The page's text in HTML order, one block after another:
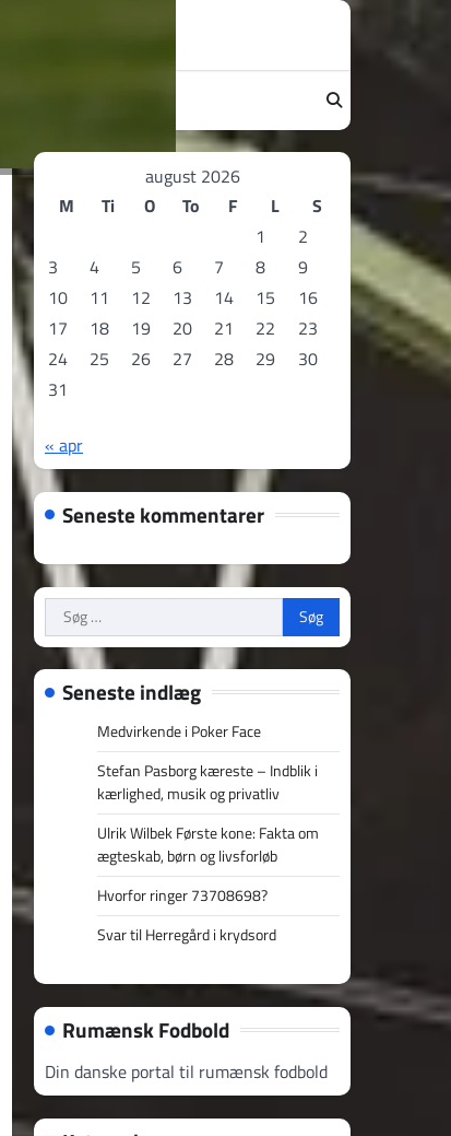
august 2026
M
Ti O To F L
S
1
2
3
4 5 6 7 8
9
10
11 12 13 14 15
16
17
18 19 20 21 22
23
24
25 26 27 28 29
30
31
« apr
Seneste kommentarer
Søg
efter:
Seneste indlæg
Medvirkende i Poker Face
Stefan Pasborg kæreste – Indblik i
kærlighed, musik og privatliv
Ulrik Wilbek Første kone: Fakta om
ægteskab, børn og livsforløb
Hvorfor ringer 73708698?
Svar til Herregård i krydsord
Rumænsk Fodbold
Din danske portal til rumænsk fodbold